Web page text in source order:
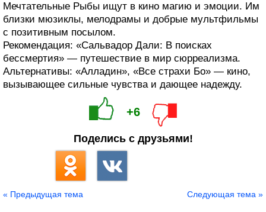
Мечтательные Рыбы ищут в кино магию и эмоции. Им
близки мюзиклы, мелодрамы и добрые мультфильмы
с позитивным посылом.
Рекомендация: «Сальвадор Дали: В поисках
бессмертия» — путешествие в мир сюрреализма.
Альтернативы: «Алладин», «Все страхи Бо» — кино,
вызывающее сильные чувства и дающее надежду.
+6
Поделись с друзьями!
« Предыдущая тема Следующая тема »